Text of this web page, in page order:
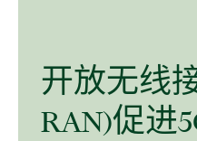
开放无线
RAN)促进